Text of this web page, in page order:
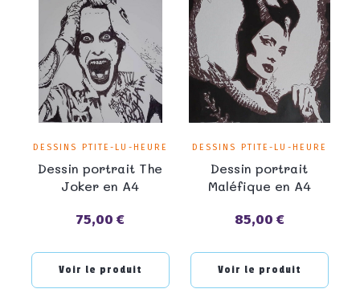
DESSINS PTITE-LU-HEURE
Dessin portrait The
Joker en A4
Prix
75,00 €
Voir le produit
DESSINS PTITE-LU-HEURE
Dessin portrait
Maléfique en A4
Prix
85,00 €
Voir le produit